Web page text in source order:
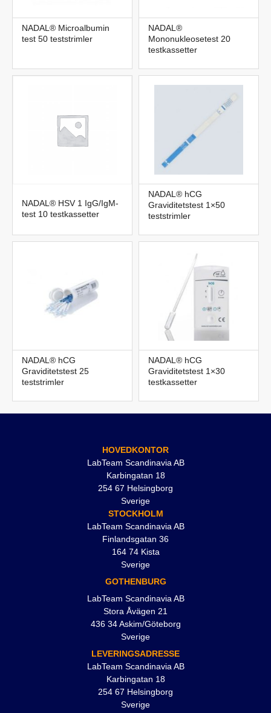
NADAL® Microalbumin
test 50 teststrimler
NADAL®
Mononukleosetest 20
testkassetter
NADAL® HSV 1 IgG/IgM-
test 10 testkassetter
NADAL® hCG
Graviditetstest 1×50
teststrimler
NADAL® hCG
Graviditetstest 25
teststrimler
NADAL® hCG
Graviditetstest 1×30
testkassetter
HOVEDKONTOR
LabTeam Scandinavia AB
Karbingatan 18
254 67 Helsingborg
Sverige
STOCKHOLM
LabTeam Scandinavia AB
Finlandsgatan 36
164 74 Kista
Sverige
GOTHENBURG
LabTeam Scandinavia AB
Stora Åvägen 21
436 34 Askim/Göteborg
Sverige
LEVERINGSADRESSE
LabTeam Scandinavia AB
Karbingatan 18
254 67 Helsingborg
Sverige